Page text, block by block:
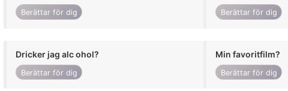
Berättar för dig Berättar för dig
Dricker jag alc ohol?
Berättar för dig
Min favoritfilm?
Berättar för dig